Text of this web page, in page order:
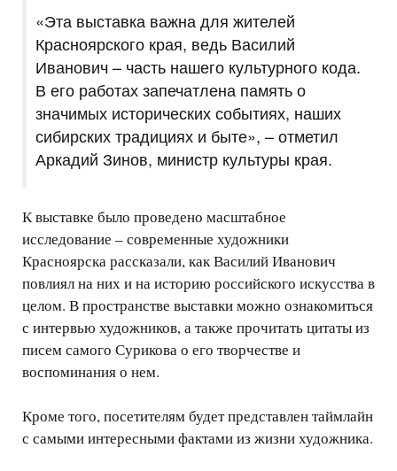
«Эта выставка важна для жителей
Красноярского края, ведь Василий
Иванович – часть нашего культурного кода.
В его работах запечатлена память о
значимых исторических событиях, наших
сибирских традициях и быте», – отметил
Аркадий Зинов, министр культуры края.
К выставке было проведено масштабное
исследование – современные художники
Красноярска рассказали, как Василий Иванович
повлиял на них и на историю российского искусства в
целом. В пространстве выставки можно ознакомиться
с интервью художников, а также прочитать цитаты из
писем самого Сурикова о его творчестве и
воспоминания о нем.
Кроме того, посетителям будет представлен таймлайн
с самыми интересными фактами из жизни художника.